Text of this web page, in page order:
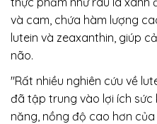
và cam, chứa hàm lượng
lutein và zeaxanthin, giúp
não.
"Rất nhiều nghiên cứu về
đã tập trung vào lợi ích sức
năng, nồng độ cao hơn